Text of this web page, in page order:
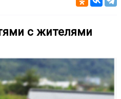
с жителями